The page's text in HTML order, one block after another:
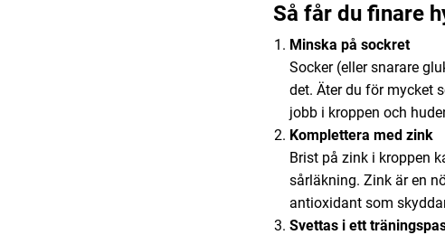
Så får du finare
Minska på sockret
Socker (eller snarare
det. Äter du för mycket
jobb i kroppen och
Komplettera med zink
Brist på zink i kroppen
sårläkning. Zink är en
antioxidant som
Svettas i ett